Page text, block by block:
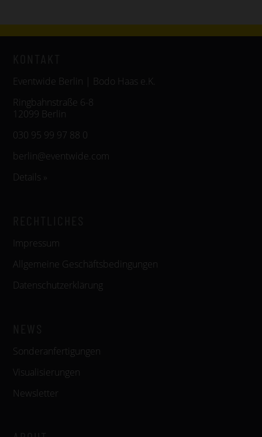
Eventwide Berlin | Bodo Haas e.K.
Ringbahnstraße 6-8
12099 Berlin
030 95 99 97 88 0
berlin@eventwide.com
Details »
Impressum
Allgemeine Geschäftsbedingungen
Datenschutzerklärung
Sonderanfertigungen
Visualisierungen
Newsletter